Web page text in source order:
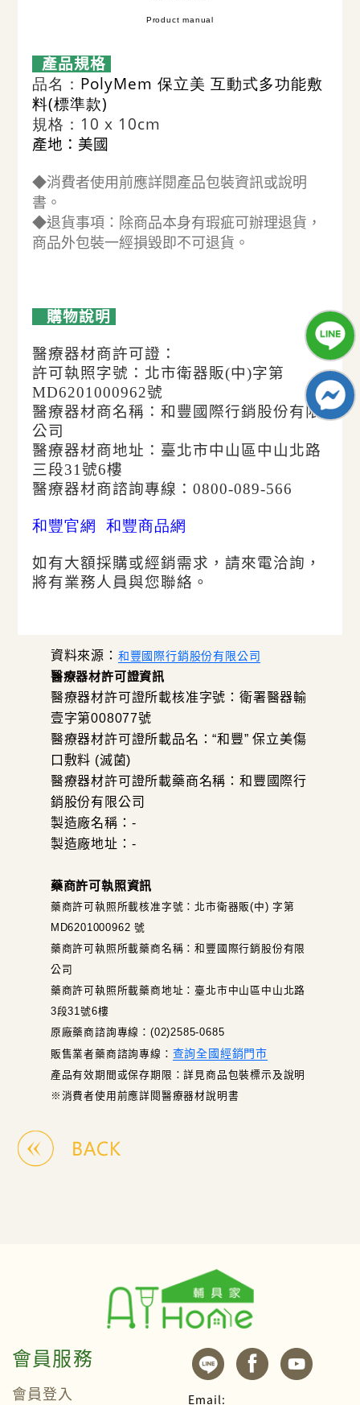
Product manual
產品規格
品名： PolyMem 保立美 互動式多功能敷
料(標準款)
規格：10 x 10cm
產地：美國
◆消費者使用前應詳閱產品包裝資訊或說明
書。
◆退貨事項：除商品本身有瑕疵可辦理退貨，
商品外包裝一經損毀即不可退貨。
購物說明
醫療器材商許可證：
許可執照字號：北市衛器販(中)字第
MD6201000962號
醫療器材商名稱：和豐國際行銷股份有限
公司
醫療器材商地址：臺北市中山區中山北路
三段31號6樓
醫療器材商諮詢專線：0800-089-566
和豐官網 和豐商品網
如有大額採購或經銷需求，請來電洽詢，
將有業務人員與您聯絡。
資料來源： 和豐國際行銷股份有限公司
醫療器材許可證資訊
醫療器材許可證所載核准字號：衛署醫器輸
壹字第008077號
醫療器材許可證所載品名：“和豐” 保立美傷
口敷料 (滅菌)
醫療器材許可證所載藥商名稱：和豐國際行
銷股份有限公司
製造廠名稱：-
製造廠地址：-
藥商許可執照資訊
藥商許可執照所載核准字號：北市衛器販(中) 字第
MD6201000962 號
藥商許可執照所載藥商名稱：和豐國際行銷股份有限
公司
藥商許可執照所載藥商地址：臺北市中山區中山北路
3段31號6樓
原廠藥商諮詢專線：(02)2585-0685
販售業者藥商諮詢專線： 查詢全國經銷門市
產品有效期間或保存期限：詳見商品包裝標示及說明
※消費者使用前應詳閱醫療器材說明書
會員服務
會員登入 Email: